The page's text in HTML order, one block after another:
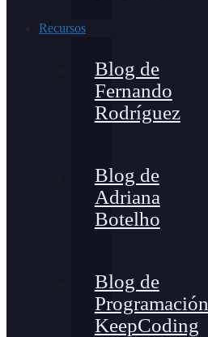
Recursos
Blog de
Fernando
Rodríguez
Blog de
Adriana
Botelho
Blog de
Programación
KeepCoding